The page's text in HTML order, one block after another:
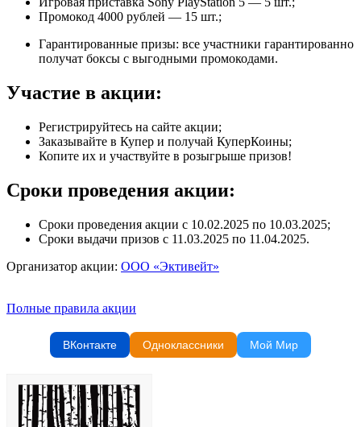
Промокод 4000 рублей — 15 шт.;
Гарантированные призы: все участники гарантированно
получат боксы с выгодными промокодами.
Участие в акции:
Регистрируйтесь на сайте акции;
Заказывайте в Купер и получай КуперКоины;
Копите их и участвуйте в розыгрыше призов!
Сроки проведения акции:
Сроки проведения акции с 10.02.2025 по 10.03.2025;
Сроки выдачи призов с 11.03.2025 по 11.04.2025.
Организатор акции: ООО «Эктивейт»
Полные правила акции
ВКонтакте Одноклассники Мой Мир